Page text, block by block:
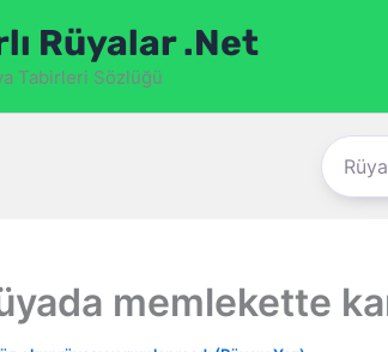
Rüyalar .Net
Tabirleri Sözlüğü
memlekette